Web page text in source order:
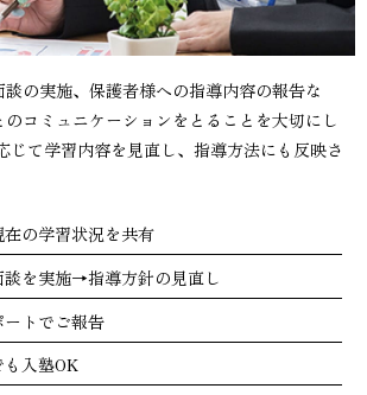
の実施、保護者様への指導内容の報告な
のコミュニケーションをとることを大切にし
じて学習内容を見直し、指導方法にも反映さ
の学習状況を共有
談を実施→指導方針の見直し
トでご報告
入塾OK